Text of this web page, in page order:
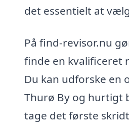
det essentielt at
På find-revisor.nu
finde en kvalificeret
Du kan udforske en
Thurø By og hurtigt
tage det første